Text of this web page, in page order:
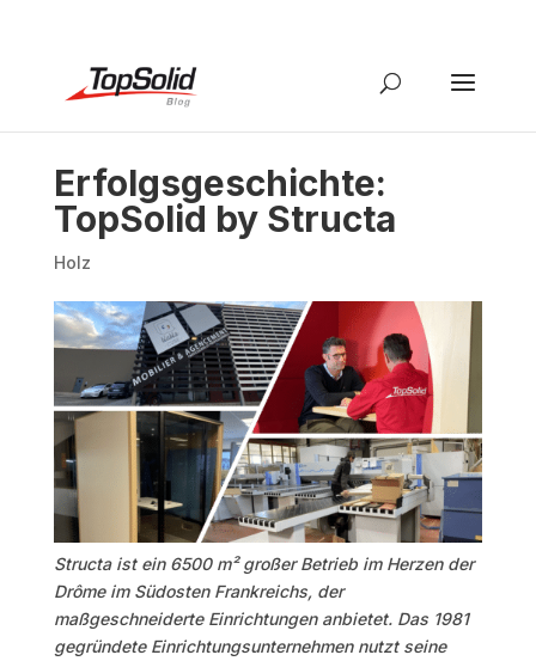
Erfolgsgeschichte:
TopSolid by Structa
Holz
Structa ist ein 6500 m² großer Betrieb im Herzen der
Drôme im Südosten Frankreichs, der
maßgeschneiderte Einrichtungen anbietet. Das 1981
gegründete Einrichtungsunternehmen nutzt seine